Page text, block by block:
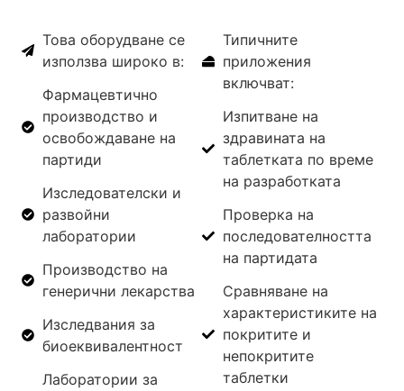
Това оборудване се
използва широко в:
Фармацевтично
производство и
освобождаване на
партиди
Изследователски и
развойни
лаборатории
Производство на
генерични лекарства
Изследвания за
биоеквивалентност
Лаборатории за
Типичните
приложения
включват:
Изпитване на
здравината на
таблетката по време
на разработката
Проверка на
последователността
на партидата
Сравняване на
характеристиките на
покритите и
непокритите
таблетки